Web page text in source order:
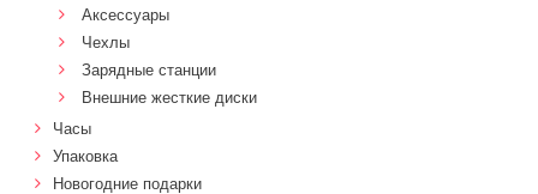
Аксессуары
Чехлы
Зарядные станции
Внешние жесткие диски
Часы
Упаковка
Новогодние подарки